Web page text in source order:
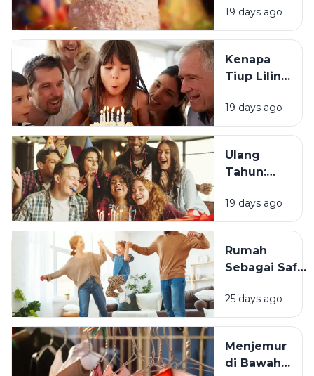
Tradisi Ini
Berawal?
19 days ago
Kenapa
Tiup Lilin
Tradisi
Saat Ulang
19 days ago
Ulang
Tahun:
Momen
Bertambah
Terasa
Istimewa?
19 days ago
Rumah
Sebagai Safe
Mengapa
Lingkungan
Tinggal yang
Bersih
25 days ago
Menjemur
di Bawah